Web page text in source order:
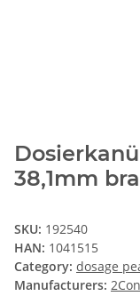
38,1mm
SKU: 192540
HAN: 1041515
Category: dosage
Manufacturers: